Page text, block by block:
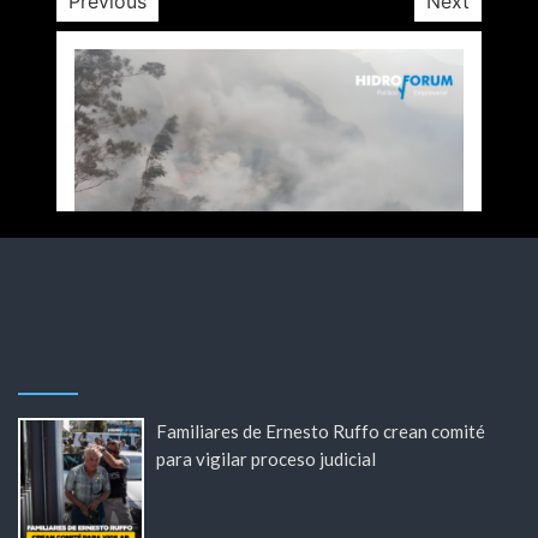
Familiares de Ernesto Ruffo crean comité
para vigilar proceso judicial